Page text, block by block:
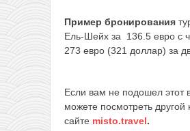
Пример бронирования
Ель-Шейх за 136.5 евро с
273 евро (321 доллар) за
Если вам не подошел этот
можете посмотреть другой
сайте misto.travel.